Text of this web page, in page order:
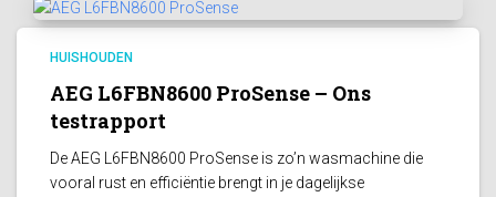
HUISHOUDEN
AEG L6FBN8600 ProSense – Ons
testrapport
De AEG L6FBN8600 ProSense is zo’n wasmachine die
vooral rust en efficiëntie brengt in je dagelijkse